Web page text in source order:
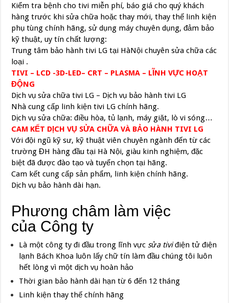
Kiểm tra bệnh cho tivi miễn phí, báo giá cho quý khách
hàng trước khi sửa chữa hoặc thay mới, thay thế linh kiện
phụ tùng chính hãng, sử dụng máy chuyên dụng, đảm bảo
kỹ thuật, uy tín chất lượng:
Trung tâm bảo hành tivi LG tại HàNội chuyên sửa chữa các
loại .
TIVI – LCD -3D-LED– CRT – PLASMA – LĨNH VỰC HOẠT
ĐỘNG
Dịch vụ sửa chữa tivi LG – Dịch vụ bảo hành tivi LG
Nhà cung cấp linh kiện tivi LG chính hãng.
Dịch vụ sửa chữa: điều hòa, tủ lạnh, máy giặt, lò vi sóng…
CAM KẾT DỊCH VỤ SỬA CHỮA VÀ BẢO HÀNH TIVI LG
Với đội ngũ kỹ sư, kỹ thuật viên chuyên ngành đến từ các
trường ĐH hàng đầu tại Hà Nội, giàu kinh nghiệm, đặc
biệt đã được đào tạo và tuyển chọn tại hãng.
Cam kết cung cấp sản phẩm, linh kiện chính hãng.
Dịch vụ bảo hành dài hạn.
Phương châm làm việc
của Công ty
Là một công ty đi đầu trong lĩnh vựcsửa tiviđiện tử điện
lạnh Bách Khoa luôn lấy chữ tín làm đầu chúng tôi luôn
hết lòng vì một dịch vụ hoàn hảo
Thời gian bảo hành dài hạn từ 6 đến 12 tháng
Linh kiện thay thế chính hãng